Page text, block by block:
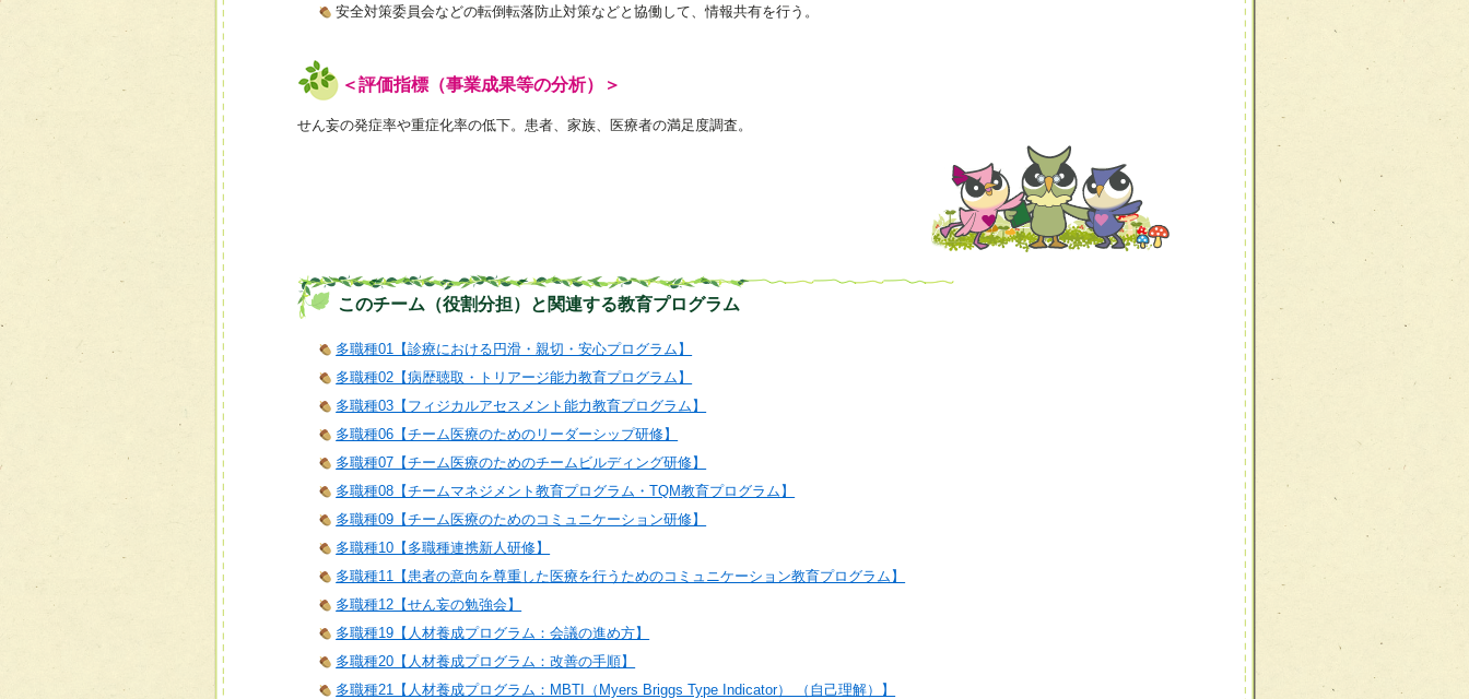
安全対策委員会などの転倒転落防止対策などと協働して、情報共有を行う。
＜評価指標（事業成果等の分析）＞
せん妄の発症率や重症化率の低下。患者、家族、医療者の満足度調査。
このチーム（役割分担）と関連する教育プログラム
多職種01【診療における円滑・親切・安心プログラム】
多職種02【病歴聴取・トリアージ能力教育プログラム】
多職種03【フィジカルアセスメント能力教育プログラム】
多職種06【チーム医療のためのリーダーシップ研修】
多職種07【チーム医療のためのチームビルディング研修】
多職種08【チームマネジメント教育プログラム・TQM教育プログラム】
多職種09【チーム医療のためのコミュニケーション研修】
多職種10【多職種連携新人研修】
多職種11【患者の意向を尊重した医療を行うためのコミュニケーション教育プログラム】
多職種12【せん妄の勉強会】
多職種19【人材養成プログラム：会議の進め方】
多職種20【人材養成プログラム：改善の手順】
多職種21【人材養成プログラム：MBTI（Myers Briggs Type Indicator） （自己理解）】